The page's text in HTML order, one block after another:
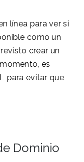
línea para ver si
como un
crear un
es
para evitar que
Dominio